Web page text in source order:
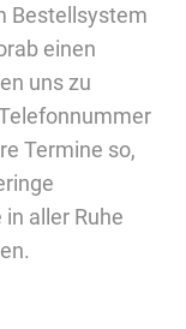
Bestellsystem
einen
uns zu
Termine so,
aller Ruhe